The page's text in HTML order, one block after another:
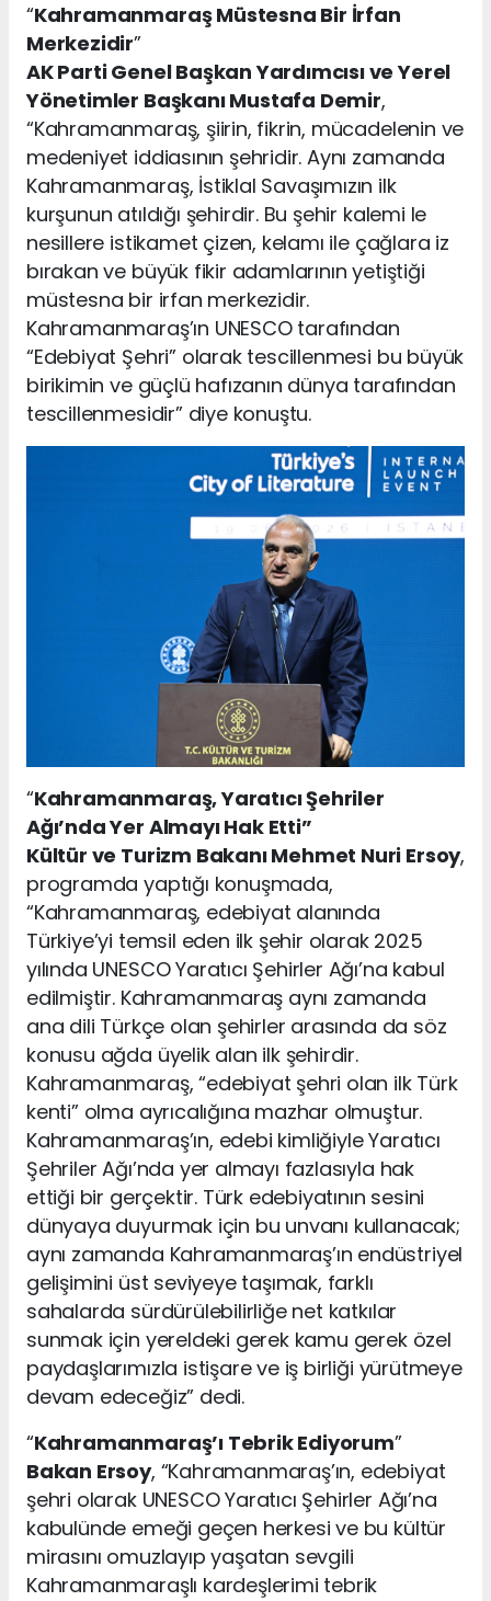
“Kahramanmaraş Müstesna Bir İrfan
Merkezidir”
AK Parti Genel Başkan Yardımcısı ve Yerel
Yönetimler Başkanı Mustafa Demir,
“Kahramanmaraş, şiirin, fikrin, mücadelenin ve
medeniyet iddiasının şehridir. Aynı zamanda
Kahramanmaraş, İstiklal Savaşımızın ilk
kurşunun atıldığı şehirdir. Bu şehir kalemi le
nesillere istikamet çizen, kelamı ile çağlara iz
bırakan ve büyük fikir adamlarının yetiştiği
müstesna bir irfan merkezidir.
Kahramanmaraş’ın UNESCO tarafından
“Edebiyat Şehri” olarak tescillenmesi bu büyük
birikimin ve güçlü hafızanın dünya tarafından
tescillenmesidir” diye konuştu.
“Kahramanmaraş, Yaratıcı Şehriler
Ağı’nda Yer Almayı Hak Etti”
Kültür ve Turizm Bakanı Mehmet Nuri Ersoy,
programda yaptığı konuşmada,
“Kahramanmaraş, edebiyat alanında
Türkiye’yi temsil eden ilk şehir olarak 2025
yılında UNESCO Yaratıcı Şehirler Ağı’na kabul
edilmiştir. Kahramanmaraş aynı zamanda
ana dili Türkçe olan şehirler arasında da söz
konusu ağda üyelik alan ilk şehirdir.
Kahramanmaraş, “edebiyat şehri olan ilk Türk
kenti” olma ayrıcalığına mazhar olmuştur.
Kahramanmaraş’ın, edebi kimliğiyle Yaratıcı
Şehriler Ağı’nda yer almayı fazlasıyla hak
ettiği bir gerçektir. Türk edebiyatının sesini
dünyaya duyurmak için bu unvanı kullanacak;
aynı zamanda Kahramanmaraş’ın endüstriyel
gelişimini üst seviyeye taşımak, farklı
sahalarda sürdürülebilirliğe net katkılar
sunmak için yereldeki gerek kamu gerek özel
paydaşlarımızla istişare ve iş birliği yürütmeye
devam edeceğiz” dedi.
“Kahramanmaraş’ı Tebrik Ediyorum”
Bakan Ersoy, “Kahramanmaraş’ın, edebiyat
şehri olarak UNESCO Yaratıcı Şehirler Ağı’na
kabulünde emeği geçen herkesi ve bu kültür
mirasını omuzlayıp yaşatan sevgili
Kahramanmaraşlı kardeşlerimi tebrik